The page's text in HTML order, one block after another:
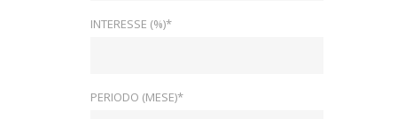
INTERESSE (%)*
PERIODO (MESE)*